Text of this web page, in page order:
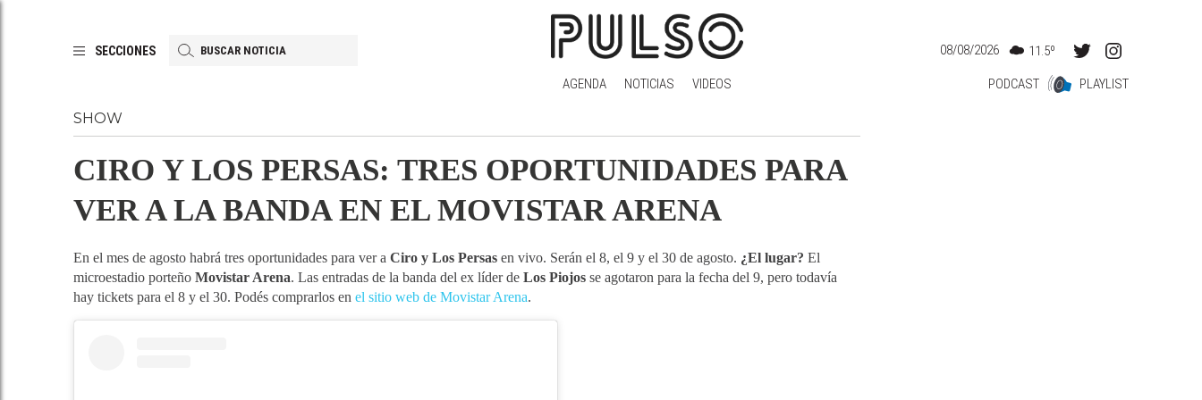
SECCIONES
AGENDA NOTICIAS VIDEOS
08/08/2026 11.5º
PODCAST PLAYLIST
SHOW
CIRO Y LOS PERSAS: TRES OPORTUNIDADES PARA
VER A LA BANDA EN EL MOVISTAR ARENA
En el mes de agosto habrá tres oportunidades para ver a Ciro y Los Persas en vivo. Serán el 8, el 9 y el 30 de agosto. ¿El lugar? El
microestadio porteño Movistar Arena. Las entradas de la banda del ex líder de Los Piojos se agotaron para la fecha del 9, pero todavía
hay tickets para el 8 y el 30. Podés comprarlos en el sitio web de Movistar Arena.